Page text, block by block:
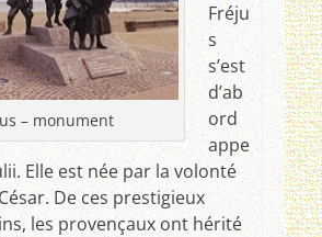
– monument
Fréju
s
s’est
d’ab
ord
appe
Elle est née par la volonté
De ces prestigieux
les provençaux ont hérité